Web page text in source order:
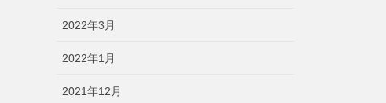
2022年3月
2022年1月
2021年12月